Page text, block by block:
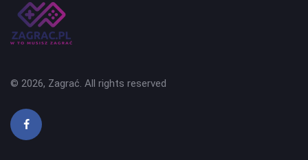
© 2026, Zagrać. All rights reserved